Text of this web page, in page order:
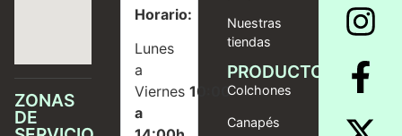
ZONAS
DE
Horario:
Lunes
a
Viernes10:00
a
Nuestras
tiendas
PRODUCTOS
Colchones
Canapés